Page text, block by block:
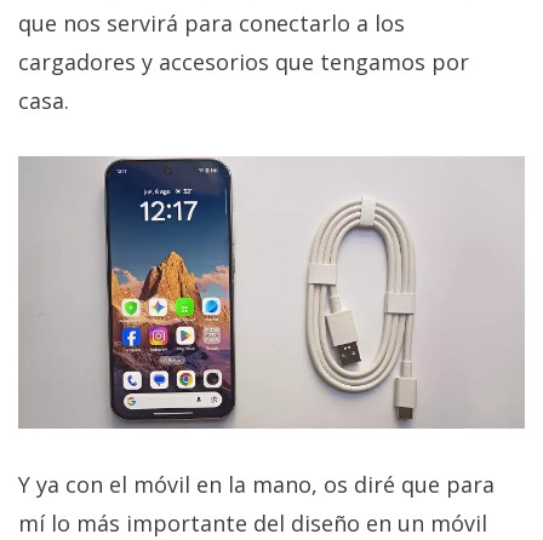
que nos servirá para conectarlo a los
cargadores y accesorios que tengamos por
casa.
Y ya con el móvil en la mano, os diré que para
mí lo más importante del diseño en un móvil